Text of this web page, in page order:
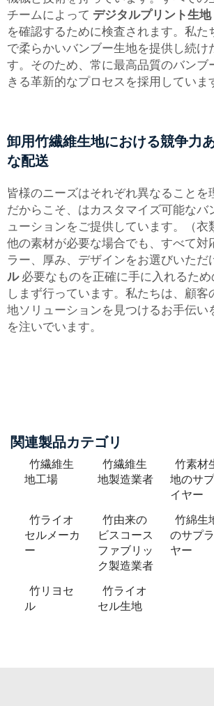
チームによって デジタルプリント生地
を確認するために検査されます。私た
で柔らかいバンブー生地を提供し続け
す。そのため、常に最高品質のバンブ
きる革新的なプロセスを採用していま
卸用竹繊維生地における競争力
な配送
皆様のニーズはそれぞれ異なることを
だからこそ、はカスタマイズ可能なバ
ューションをご提供しています。（衣
他の素材が必要な場合でも、すべて対
ラー、厚み、デザインをお選びいただ
ル 必要なものを正確に手に入れるた
しまず行っています。私たちは、顧客
地ソリューションを見つけるお手伝い
を注いでいます。
関連製品カテゴリ
竹繊維生
地工場
竹繊維生
地製造業者
竹素材
地のサ
イヤー
竹ライオ
セルメーカ
ー
竹由来の
ビスコース
ファブリッ
ク製造業者
竹綿生
のサプ
ヤー
竹リヨセ
ル
竹ライオ
セル生地